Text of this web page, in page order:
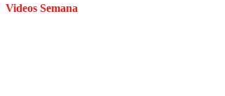
Videos Semana